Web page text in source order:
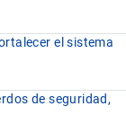
el sistema
de seguridad,